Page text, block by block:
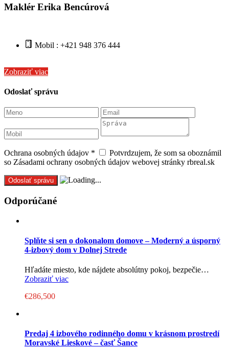
Maklér Erika Bencúrová
Mobil : +421 948 376 444
Zobraziť viac
Odoslať správu
Ochrana osobných údajov *
Potvrdzujem, že som sa oboznámil
so Zásadami ochrany osobných údajov webovej stránky rbreal.sk
Odporúčané
Splňte si sen o dokonalom domove – Moderný a úsporný
4-izbový dom v Dolnej Strede
Hľadáte miesto, kde nájdete absolútny pokoj, bezpečie…
Zobraziť viac
€286,500
Predaj 4 izbového rodinného domu v krásnom prostredí
Moravské Lieskové – časť Šance